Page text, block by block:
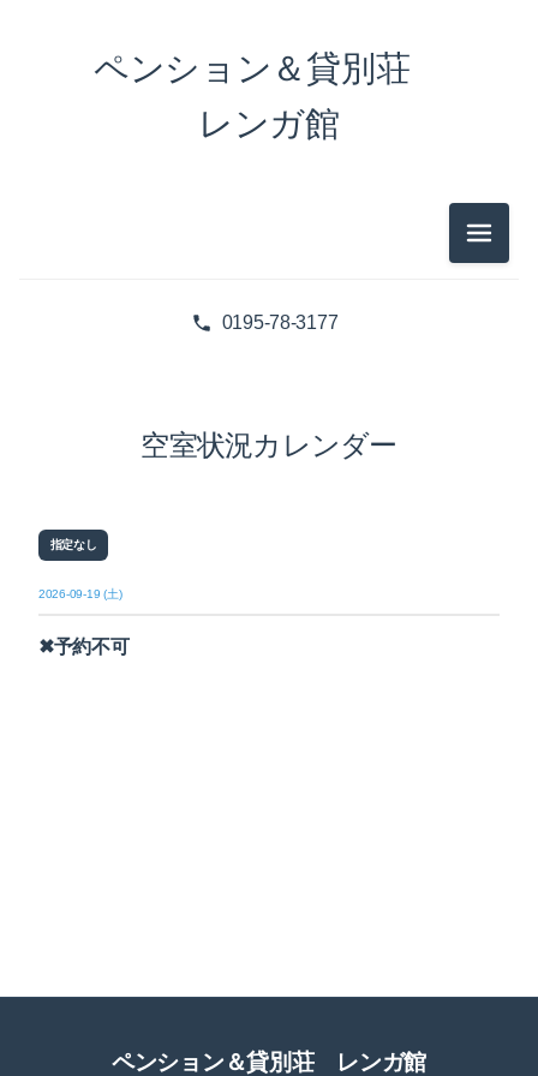
0195-78-3177
ペンション＆貸別荘
レンガ館
メニュ
空室状況カレンダー
指定なし
2026-09-19 (土)
✖予約不可
ペンション＆貸別荘 レンガ館